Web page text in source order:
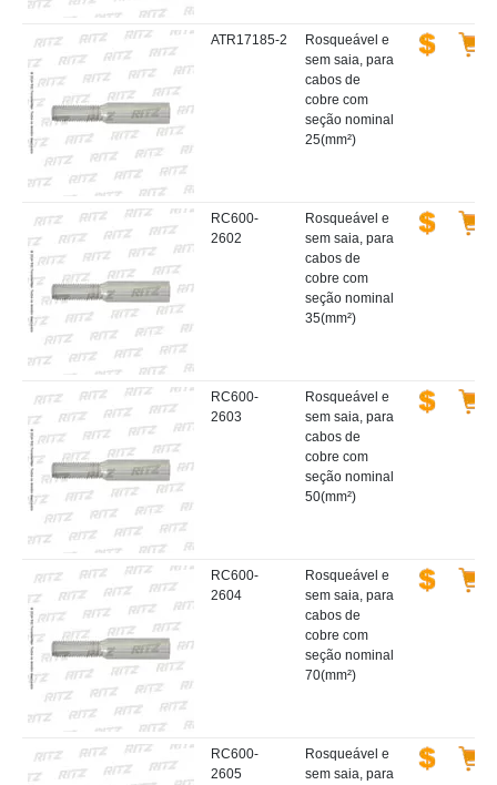
ATR17185-2
Rosqueável e
sem saia, para
cabos de
cobre com
seção nominal
25(mm²)
RC600-
2602
Rosqueável e
sem saia, para
cabos de
cobre com
seção nominal
35(mm²)
RC600-
2603
Rosqueável e
sem saia, para
cabos de
cobre com
seção nominal
50(mm²)
RC600-
2604
Rosqueável e
sem saia, para
cabos de
cobre com
seção nominal
70(mm²)
RC600-
2605
Rosqueável e
sem saia, para